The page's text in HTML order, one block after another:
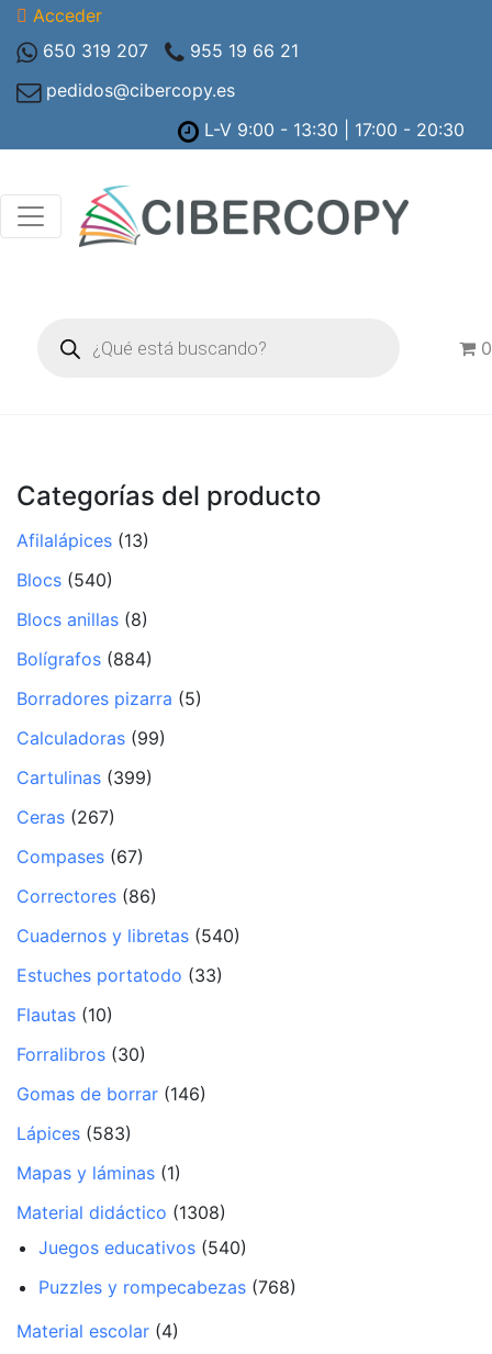
Acceder
650 319 207
955 19 66 21
pedidos@cibercopy.es
L-V 9:00 - 13:30 | 17:00 - 20:30
productos
0
Categorías del producto
Afilalápices (13)
Blocs (540)
Blocs anillas (8)
Bolígrafos (884)
Borradores pizarra (5)
Calculadoras (99)
Cartulinas (399)
Ceras (267)
Compases (67)
Correctores (86)
Cuadernos y libretas (540)
Estuches portatodo (33)
Flautas (10)
Forralibros (30)
Gomas de borrar (146)
Lápices (583)
Mapas y láminas (1)
Material didáctico (1308)
Juegos educativos (540)
Puzzles y rompecabezas (768)
Material escolar (4)